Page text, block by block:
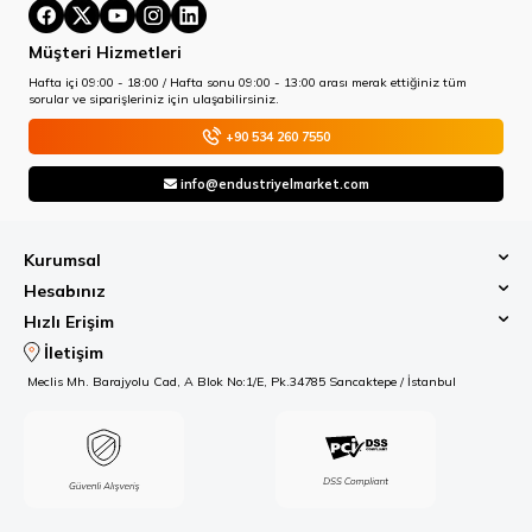
Müşteri Hizmetleri
Hafta içi 09:00 - 18:00 / Hafta sonu 09:00 - 13:00 arası merak ettiğiniz tüm
sorular ve siparişleriniz için ulaşabilirsiniz.
+90 534 260 7550
info@endustriyelmarket.com
Kurumsal
Hesabınız
Hızlı Erişim
İletişim
Meclis Mh. Barajyolu Cad, A Blok No:1/E, Pk.34785 Sancaktepe / İstanbul